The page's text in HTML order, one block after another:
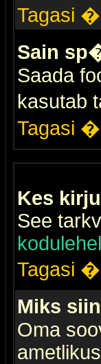
Tagasi
Sain
Saada
kasutab
Tagasi
Kes
See
kodulehel
Tagasi
Miks
Oma